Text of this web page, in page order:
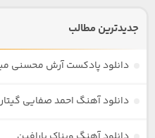
جدیدترین مطالب
دانلود پادکست آرش محسنی
دانلود آهنگ احمد صفایی